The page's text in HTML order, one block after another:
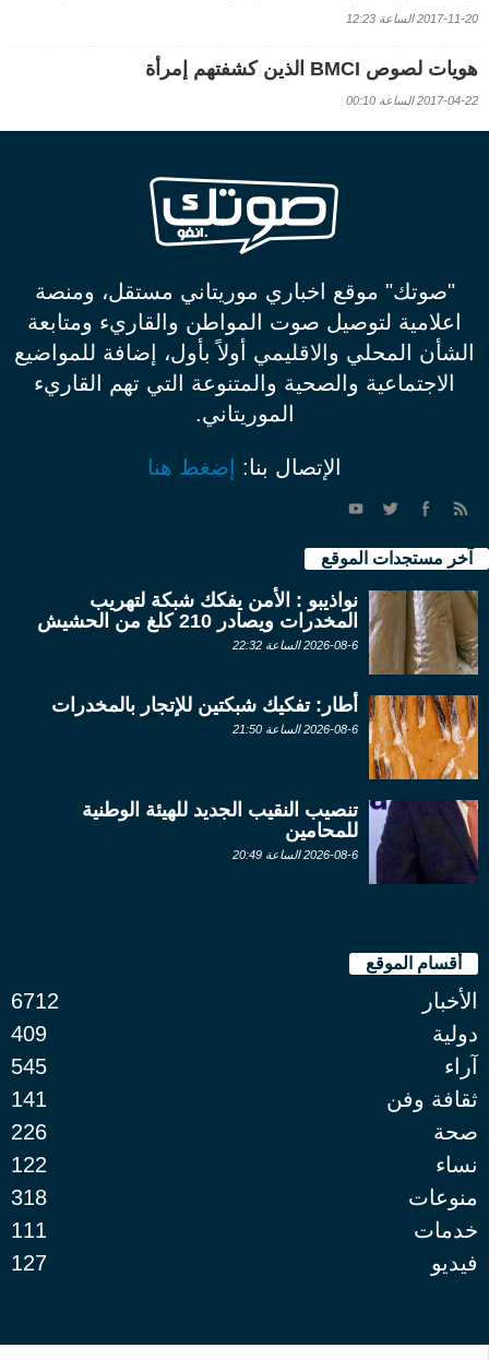
2017-11-20 الساعة 12:23
هويات لصوص BMCI الذين كشفتهم إمرأة
2017-04-22 الساعة 00:10
"صوتك" موقع اخباري موريتاني مستقل، ومنصة
اعلامية لتوصيل صوت المواطن والقاريء ومتابعة
الشأن المحلي والاقليمي أولاً بأول، إضافة للمواضيع
الاجتماعية والصحية والمتنوعة التي تهم القاريء
الموريتاني.
الإتصال بنا: إضغط هنا
آخر مستجدات الموقع
نواذيبو : الأمن يفكك شبكة لتهريب
المخدرات ويصادر 210 كلغ من الحشيش
2026-08-6 الساعة 22:32
أطار: تفكيك شبكتين للإتجار بالمخدرات
2026-08-6 الساعة 21:50
تنصيب النقيب الجديد للهيئة الوطنية
للمحامين
2026-08-6 الساعة 20:49
أقسام الموقع
الأخبار
6712
دولية
409
آراء
545
ثقافة وفن
141
صحة
226
نساء
122
منوعات
318
خدمات
111
فيديو
127